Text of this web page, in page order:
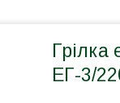
Грілка
ЕГ-3/